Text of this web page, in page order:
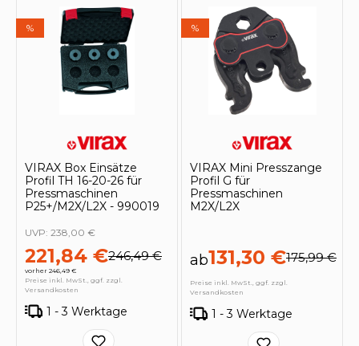
%
VIRAX Box Einsätze
Profil TH 16-20-26 für
Pressmaschinen
P25+/M2X/L2X - 990019
221,84 €246,49 €
vorher 246,49 €
UVP: 238,00 €
Preise inkl. MwSt., ggf. zzgl.
Versandkosten
1 - 3 Werktage
%
VIRAX Mini Presszange
Profil G für
Pressmaschinen
M2X/L2X
ab131,30 €175,99 €
Preise inkl. MwSt., ggf. zzgl.
Versandkosten
1 - 3 Werktage